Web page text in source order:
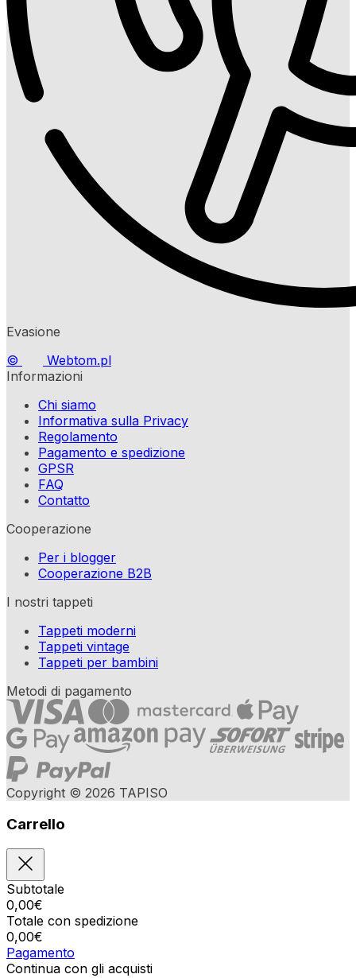
Evasione
©
Webtom.pl
Informazioni
Chi siamo
Informativa sulla Privacy
Regolamento
Pagamento e spedizione
GPSR
FAQ
Contatto
Cooperazione
Per i blogger
Cooperazione B2B
I nostri tappeti
Tappeti moderni
Tappeti vintage
Tappeti per bambini
Metodi di pagamento
Copyright © 2026 TAPISO
Carrello
Subtotale
0,00€
Totale con spedizione
0,00€
Pagamento
Continua con gli acquisti